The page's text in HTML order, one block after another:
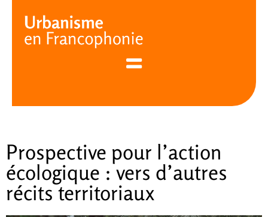
Prospective pour l’action
écologique : vers d’autres
récits territoriaux